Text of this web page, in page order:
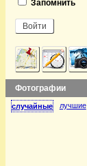
Запомнить
Фотографии
случайные лучшие